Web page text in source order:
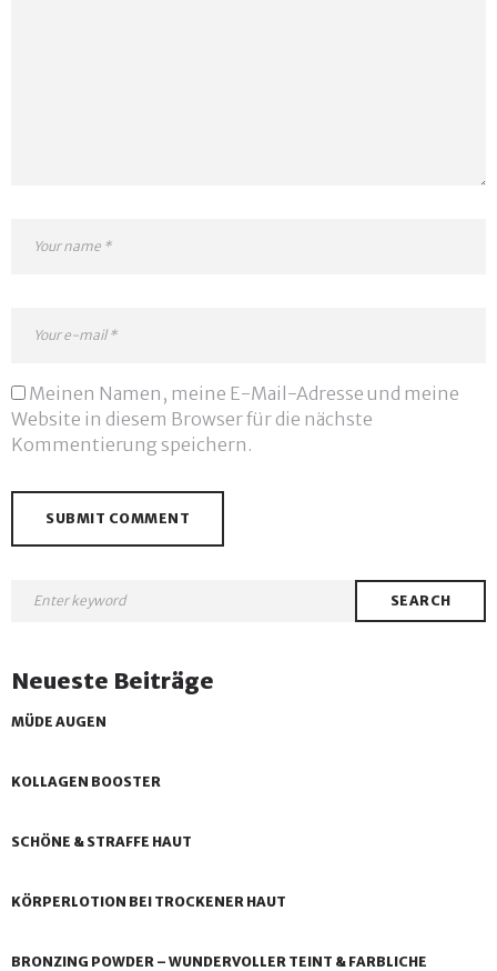
Meinen Namen, meine E-Mail-Adresse und meine
Website in diesem Browser für die nächste
Kommentierung speichern.
SEARCH
Neueste Beiträge
MÜDE AUGEN
KOLLAGEN BOOSTER
SCHÖNE & STRAFFE HAUT
KÖRPERLOTION BEI TROCKENER HAUT
BRONZING POWDER – WUNDERVOLLER TEINT & FARBLICHE